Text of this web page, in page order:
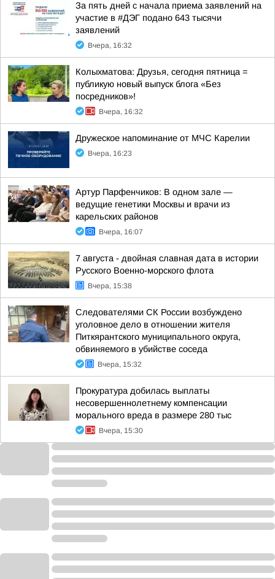
За пять дней с начала приема заявлений на
участие в #ДЭГ подано 643 тысячи
заявлений
Вчера, 16:32
Колыхматова: Друзья, сегодня пятница =
публикую новый выпуск блога «Без
посредников»!
Вчера, 16:32
Дружеское напоминание от МЧС Карелии
Вчера, 16:23
Артур Парфенчиков: В одном зале —
ведущие генетики Москвы и врачи из
карельских районов
Вчера, 16:07
7 августа - двойная славная дата в истории
Русского Военно-морского флота
Вчера, 15:38
Следователями СК России возбуждено
уголовное дело в отношении жителя
Питкярантского муниципального округа,
обвиняемого в убийстве соседа
Вчера, 15:32
Прокуратура добилась выплаты
несовершеннолетнему компенсации
морального вреда в размере 280 тыс
Вчера, 15:30